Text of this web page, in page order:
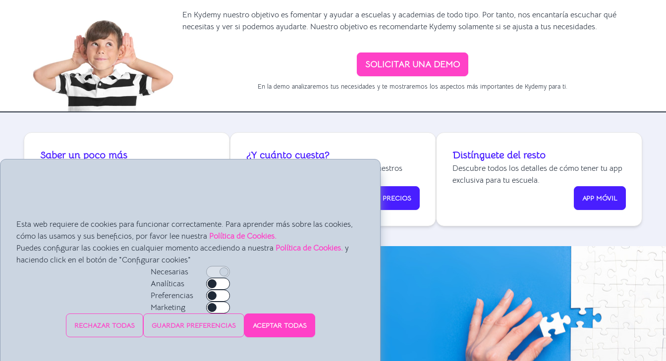
En Kydemy nuestro objetivo es fomentar y ayudar a escuelas y academias de todo tipo. Por tanto, nos encantaría escuchar qué
necesitas y ver si podemos ayudarte. Nuestro objetivo es recomendarte Kydemy solamente si se ajusta a tus necesidades.
SOLICITAR UNA DEMO
En la demo analizaremos tus necesidades y te mostraremos los aspectos más importantes de Kydemy para ti.
Saber un poco más ¿Y cuánto cuesta?
Toda la información y detalles sobre nuestros
PRECIOS
Distínguete del resto
Descubre todos los detalles de cómo tener tu app
exclusiva para tu escuela.
APP MÓVIL
Nos adaptamos a lo que tu escuela necesita
Imagina trabajar cada día con un programa que tiene todo lo que tu escuela necesita:
¿Quieres crear el calendario de la semana?, ¿Tener toda la información de tus alumnos y
familiares?, ¿Necesitas saber cuánto dinero ingresas cada mes?
¡Genial! Con Kydemy podrás organizar tu academia como mejor te vaya. Hacer el calendario
Esta web requiere de cookies para funcionar correctamente. Para aprender más sobre las cookies,
cómo las usamos y sus beneficios, por favor lee nuestra Política de Cookies.
Puedes configurar las cookies en cualquier momento accediendo a nuestra Política de Cookies. y
haciendo click en el botón de "Configurar cookies"
Necesarias
Analíticas
Preferencias
Marketing
RECHAZAR TODAS GUARDAR PREFERENCIAS ACEPTAR TODAS